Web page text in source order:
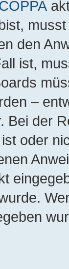
den
ist,
–
Bei der
oder